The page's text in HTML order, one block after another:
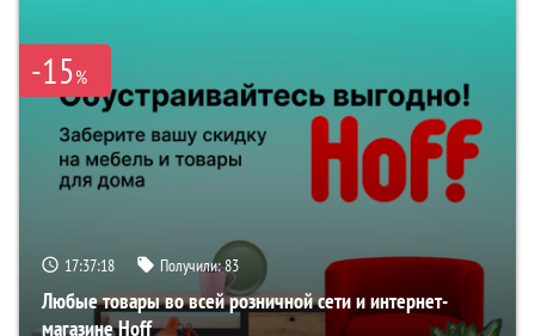
-15%
17:37:17 Получили:83
Любые товары во всей розничной сети и интернет-
магазине Hoff